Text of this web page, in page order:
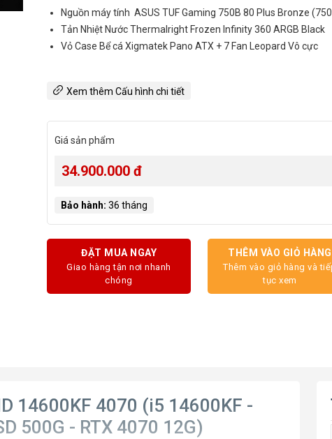
Nguồn máy tính ASUS TUF Gaming 750B 80 Plus Bronze
Tản Nhiệt Nước Thermalright Frozen Infinity 360 ARGB Black
Vỏ Case Bể cá Xigmatek Pano ATX + 7 Fan Leopard Vô cực
Xem thêm Cấu hình chi tiết
Giá sản phẩm
34.900.000 đ
Bảo hành: 36 tháng
ĐẶT MUA NGAY
Giao hàng tận nơi nhanh
chóng
THÊM VÀO GIỎ HÀNG
Thêm vào giỏ hàng và
tục xem
14600KF 4070 (i5 14600KF -
500G - RTX 4070 12G)